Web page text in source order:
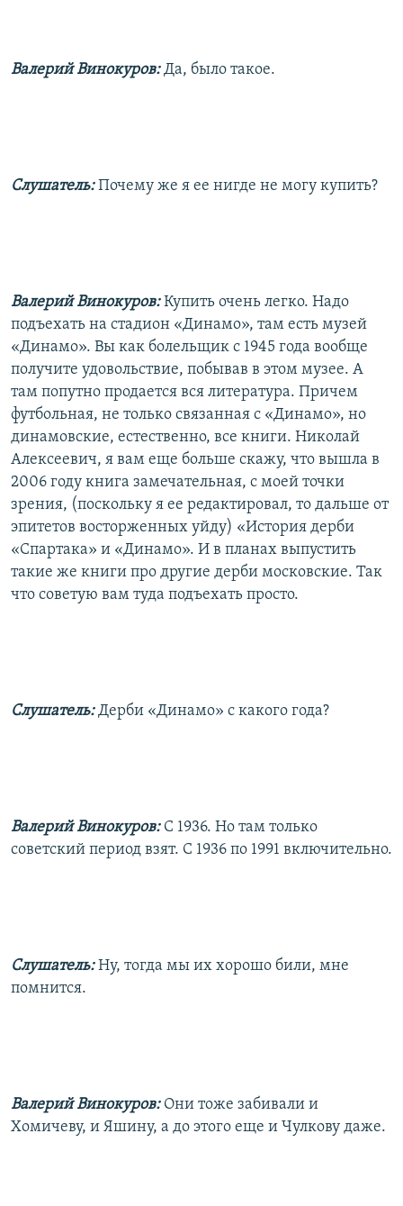
Валерий Винокуров: Да, было такое.
Слушатель: Почему же я ее нигде не могу купить?
Валерий Винокуров:Купить очень легко. Надо
подъехать на стадион «Динамо», там есть музей
«Динамо». Вы как болельщик с 1945 года вообще
получите удовольствие, побывав в этом музее. А
там попутно продается вся литература. Причем
футбольная, не только связанная с «Динамо», но
динамовские, естественно, все книги. Николай
Алексеевич, я вам еще больше скажу, что вышла в
2006 году книга замечательная, с моей точки
зрения, (поскольку я ее редактировал, то дальше от
эпитетов восторженных уйду) «История дерби
«Спартака» и «Динамо». И в планах выпустить
такие же книги про другие дерби московские. Так
что советую вам туда подъехать просто.
Слушатель: Дерби «Динамо» с какого года?
Валерий Винокуров: С 1936. Но там только
советский период взят. С 1936 по 1991 включительно.
Слушатель: Ну, тогда мы их хорошо били, мне
помнится.
Валерий Винокуров: Они тоже забивали и
Хомичеву, и Яшину, а до этого еще и Чулкову даже.